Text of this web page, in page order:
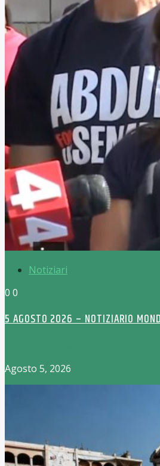
Notiziari
0 0
5 AGOSTO 2026 – NOTIZIARIO
Agosto 5, 2026